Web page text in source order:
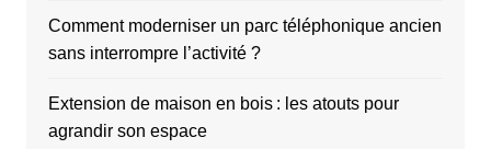
Comment moderniser un parc téléphonique ancien
sans interrompre l’activité ?
Extension de maison en bois : les atouts pour
agrandir son espace